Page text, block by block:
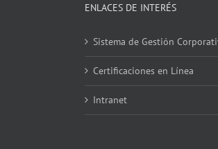
ENLACES DE INTERÉS
Sistema de Gestión
Certificaciones en Línea
Intranet